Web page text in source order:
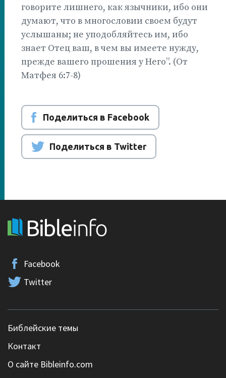
говорите лишнего, как язычники, ибо они
думают, что в многословии своем будут
услышаны; не уподобляйтесь им, ибо
знает Отец ваш, в чем вы имеете нужду,
прежде вашего прошения у Него”. (От
Матфея 6:7-8)
Поделиться в Facebook
Поделиться в Twitter
Facebook
Twitter
Библейские темы
Контакт
О сайте Bibleinfo.com